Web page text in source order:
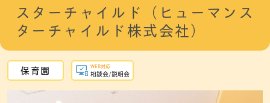
スターチャイルド（ヒューマンス
ターチャイルド株式会社）
保育園 WEB対応
相談会/説明会